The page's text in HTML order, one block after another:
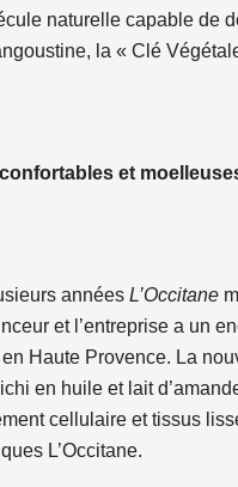
naturelle capable de
la « Clé
et
années L’Occitane
et l’entreprise a un
Haute Provence. La
en huile et lait
cellulaire et tissus
L’Occitane.